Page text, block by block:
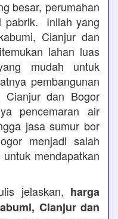
besar, perumahan
pabrik. Inilah yang
Cianjur dan
lahan luas
mudah untuk
pembangunan
dan Bogor
pencemaran air
jasa sumur bor
menjadi salah
mendapatkan
jelaskan, harga
Cianjur dan